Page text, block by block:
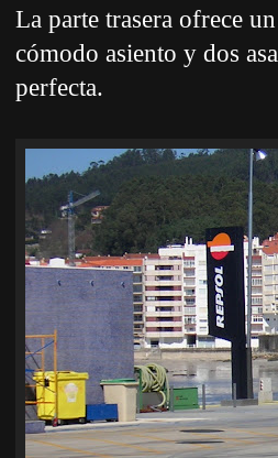
La parte trasera ofrece
cómodo asiento y dos
perfecta.